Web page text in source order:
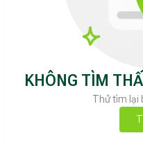
KHÔNG TÌM
Thử tìm lại